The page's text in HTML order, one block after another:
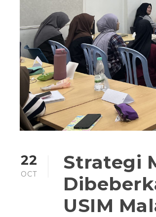
22
OCT
Strategi
USIM